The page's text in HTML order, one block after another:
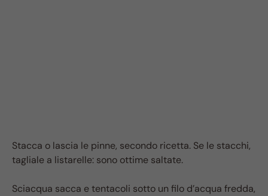
Stacca o lascia le pinne, secondo ricetta. Se le stacchi,
tagliale a listarelle: sono ottime saltate.
Sciacqua sacca e tentacoli sotto un filo d’acqua fredda,